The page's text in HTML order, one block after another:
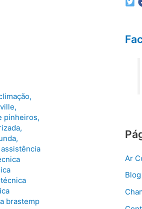
,
,
pinheiros,
,
,
assistência
brastemp
Ar